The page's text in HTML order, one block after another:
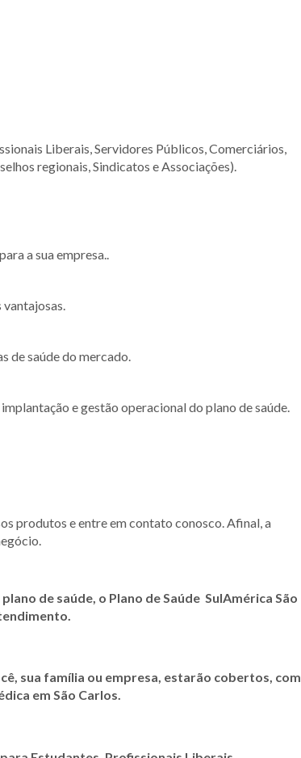
Liberais, Servidores Públicos, Comerciários,
regionais, Sindicatos e Associações).
a sua empresa..
de saúde do mercado.
e gestão operacional do plano de saúde.
produtos e entre em contato conosco. Afinal, a
de saúde, o Plano de Saúde SulAmérica São
sua família ou empresa, estarão cobertos, com
em São Carlos.